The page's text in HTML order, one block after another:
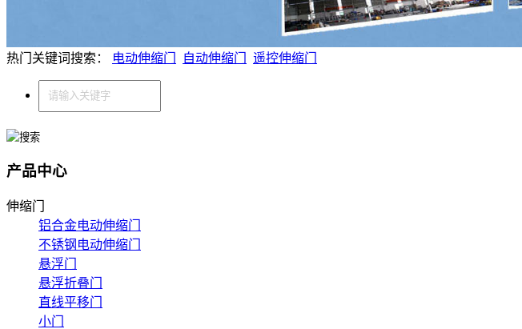
热门关键词搜索： 电动伸缩门 自动伸缩门 遥控伸缩门
产品中心
伸缩门
铝合金电动伸缩门
不锈钢电动伸缩门
悬浮门
悬浮折叠门
直线平移门
小门